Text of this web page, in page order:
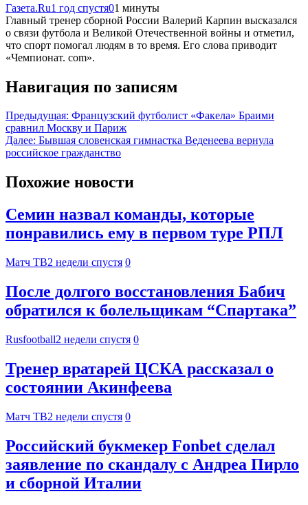
Газета.Ru1 год спустя01 минуты
Главный тренер сборной России Валерий Карпин высказался
о связи футбола и Великой Отечественной войны и отметил,
что спорт помогал людям в то время. Его слова приводит
«Чемпионат. com».
Навигация по записям
Предыдущая: Французский футболист «Факела» Браими
сравнил Москву и Париж
Далее: Бывшая словенская гимнастка Веденеева вернула
российское гражданство
Похожие новости
Семин назвал команды, которые
понравились ему в первом туре РПЛ
Матч ТВ2 недели спустя 0
После долгого восстановления Бабич
обратился к болельщикам “Спартака”
Rusfootball2 недели спустя 0
Тренер вратарей ЦСКА рассказал о
состоянии Акинфеева
Матч ТВ2 недели спустя 0
Российский букмекер Fonbet сделал
заявление по скандалу с Андреа Пирло
и сборной Италии